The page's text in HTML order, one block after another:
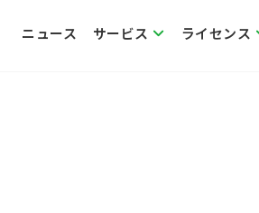
ニュース サービス ライセンス